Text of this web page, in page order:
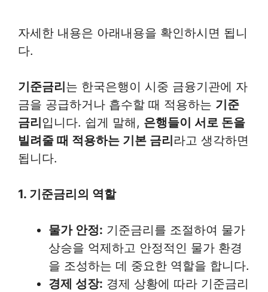
자세한 내용은 아래내용을 확인하시면 됩니
다.
기준금리는 한국은행이 시중 금융기관에 자
금을 공급하거나 흡수할 때 적용하는 기준
금리입니다. 쉽게 말해, 은행들이 서로 돈을
빌려줄 때 적용하는 기본 금리라고 생각하면
됩니다.
1. 기준금리의 역할
물가 안정: 기준금리를 조절하여 물가
상승을 억제하고 안정적인 물가 환경
을 조성하는 데 중요한 역할을 합니다.
경제 성장: 경제 상황에 따라 기준금리